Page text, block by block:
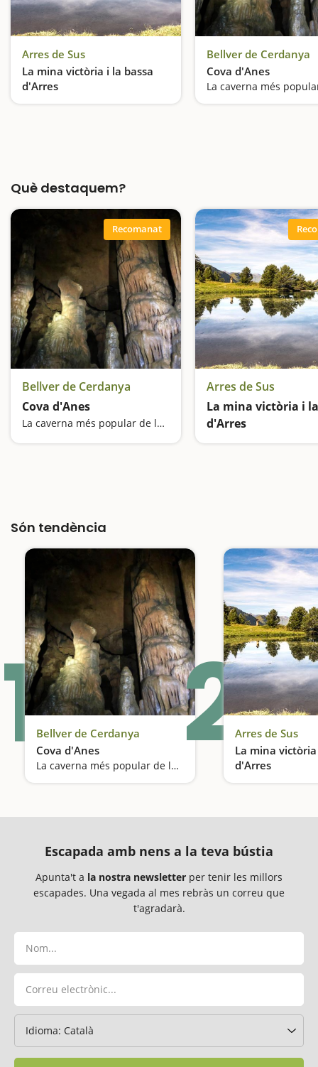
Arres de Sus
La mina victòria i la bassa
d'Arres
Una excursió familiar que ens portarà fins al cor de la Vall d'Aran
Bellver de Cerdanya
Cova d'Anes
Què destaquem?
Recomanat
Bellver de Cerdanya
Cova d'Anes
La caverna més popular de la Cerdanya
Arres de Sus
La mina victòria i
d'Arres
Són tendència
1 Bellver de Cerdanya
Cova d'Anes
La caverna més popular de la Cerdanya 2Arres de Sus
La mina
d'Arres
Escapada amb nens a la teva bústia
Apunta't a la nostra newsletter per tenir les millors
escapades. Una vegada al mes rebràs un correu que
t'agradarà.